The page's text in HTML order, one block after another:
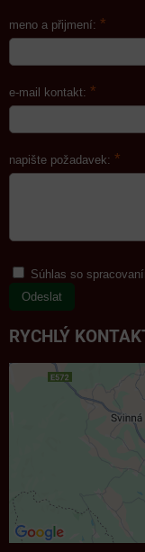
meno a přijmení: *
e-mail kontakt: *
napište požadavek: *
Súhlas so
Odeslat
RYCHLÝ